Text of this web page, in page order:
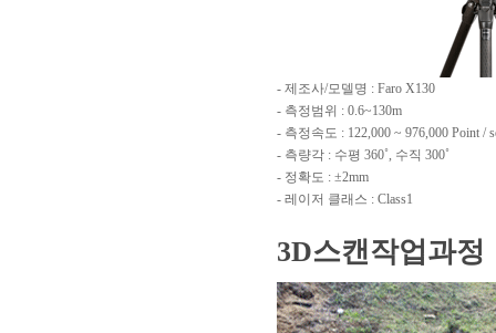
- 제조사/모델명 : Faro X130
- 측정범위 : 0.6~130m
- 측정속도 : 122,000 ~ 976,000 Point /
- 측량각 : 수평 360˚, 수직 300˚
- 정확도 : ±2mm
- 레이저 클래스 : Class1
3D스캔작업과정